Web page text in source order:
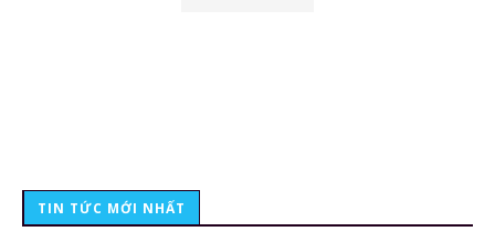
TIN TỨC MỚI NHẤT